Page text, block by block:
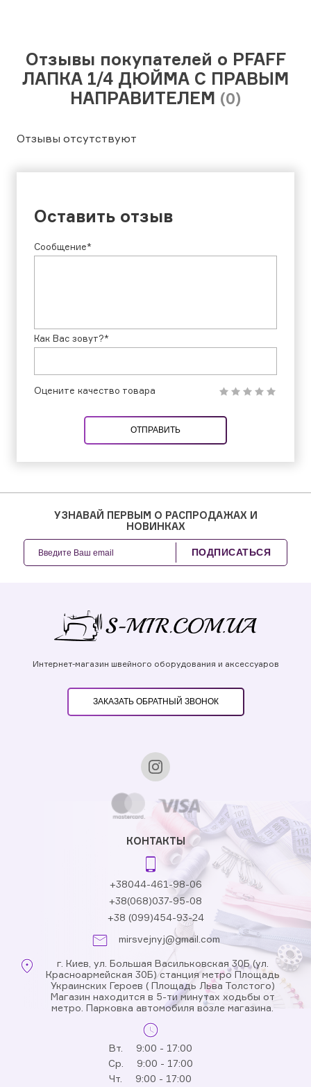
Отзывы покупателей о PFAFF
ЛАПКА 1/4 ДЮЙМА С ПРАВЫМ
НАПРАВИТЕЛЕМ (0)
Отзывы отсутствуют
Оставить отзыв
Сообщение*
Как Вас зовут?*
Оцените качество товара
ОТПРАВИТЬ
УЗНАВАЙ ПЕРВЫМ О РАСПРОДАЖАХ И
НОВИНКАХ
ПОДПИСАТЬСЯ
Интернет-магазин швейного оборудования и аксессуаров
ЗАКАЗАТЬ ОБРАТНЫЙ ЗВОНОК
КОНТАКТЫ
+38044-461-98-06
+38(068)037-95-08
+38 (099)454-93-24
mirsvejnyj@gmail.com
г. Киев, ул. Большая Васильковская 30Б (ул.
Красноармейская 30Б) станция метро Площадь
Украинских Героев ( Площадь Льва Толстого)
Магазин находится в 5-ти минутах ходьбы от
метро. Парковка автомобиля возле магазина.
Вт.
9:00 - 17:00
Ср.
9:00 - 17:00
Чт.
9:00 - 17:00